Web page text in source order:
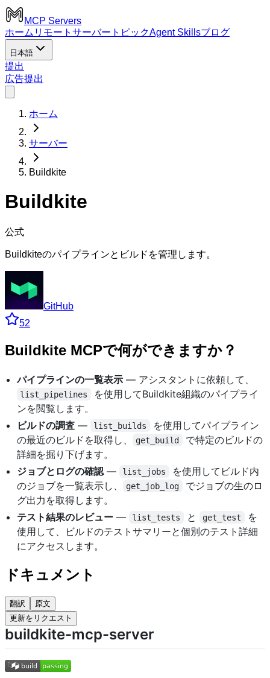
MCP Servers
ホーム リモートサーバー トピックAgent Skillsブログ
日本語
提出
広告提出
ホーム
サーバー
Buildkite
Buildkite
公式
Buildkiteのパイプラインとビルドを管理します。
GitHub
52
Buildkite MCPで何ができますか？
パイプラインの一覧表示 — アシスタントに依頼して、
list_pipelines
を使用してBuildkite組織のパイプライ
ンを閲覧します。
ビルドの調査 — list_builds
を使用してパイプライン
の最近のビルドを取得し、
get_build
で特定のビルドの
詳細を掘り下げます。
ジョブとログの確認 — list_jobs
を使用してビルド内
のジョブを一覧表示し、
get_job_log
でジョブの生のロ
グ出力を取得します。
テスト結果のレビュー — list_tests と get_test
を
使用して、ビルドのテストサマリーと個別のテスト詳細
にアクセスします。
ドキュメント
翻訳
原文
更新をリクエスト
buildkite-mcp-server